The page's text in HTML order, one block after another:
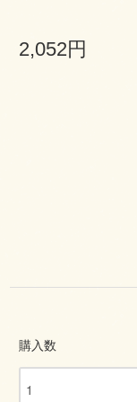
2,052円
購入数